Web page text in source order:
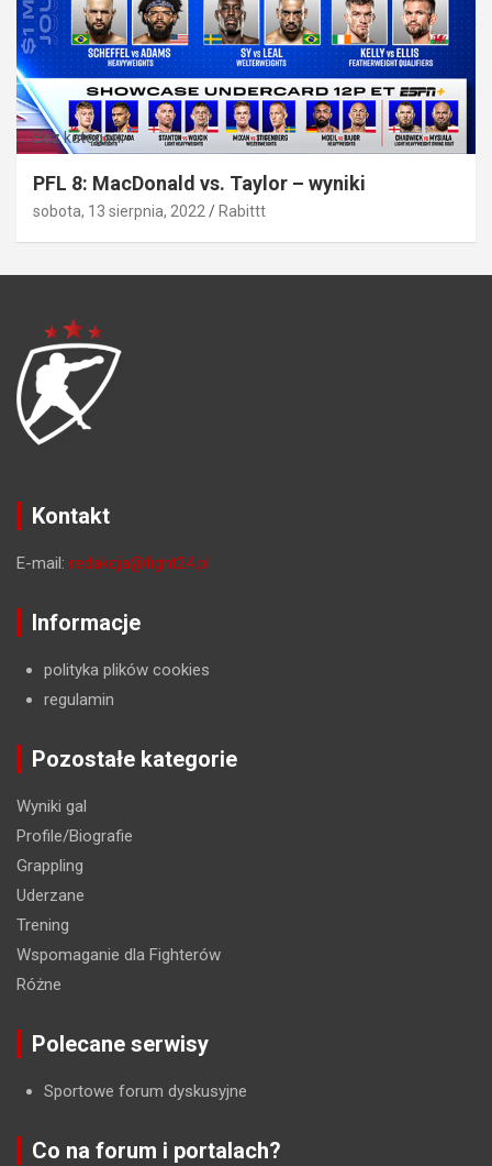
Bez kategorii
PFL 8: MacDonald vs. Taylor – wyniki
sobota, 13 sierpnia, 2022 Rabittt
Kontakt
E-mail: redakcja@fight24.pl
Informacje
polityka plików cookies
regulamin
Pozostałe kategorie
Wyniki gal
Profile/Biografie
Grappling
Uderzane
Trening
Wspomaganie dla Fighterów
Różne
Polecane serwisy
Sportowe forum dyskusyjne
Co na forum i portalach?